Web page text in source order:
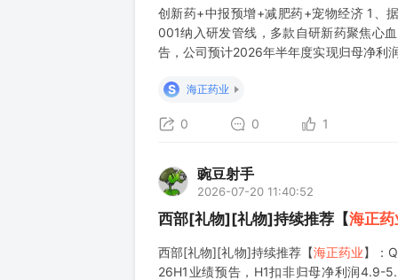
创新药+中报预增+减肥药+宠物经济 1、
001纳入研发管线，多款自研新药聚焦心
告，公司预计2026年半年度实现归母净利
S
海正药业
0 0 1
豌豆射手
2026-07-20 11:40:52
西部[礼物][礼物]持续推荐【海正药
西部[礼物][礼物]持续推荐【海正药业】：
26H1业绩预告，H1扣非归母净利润4.9-